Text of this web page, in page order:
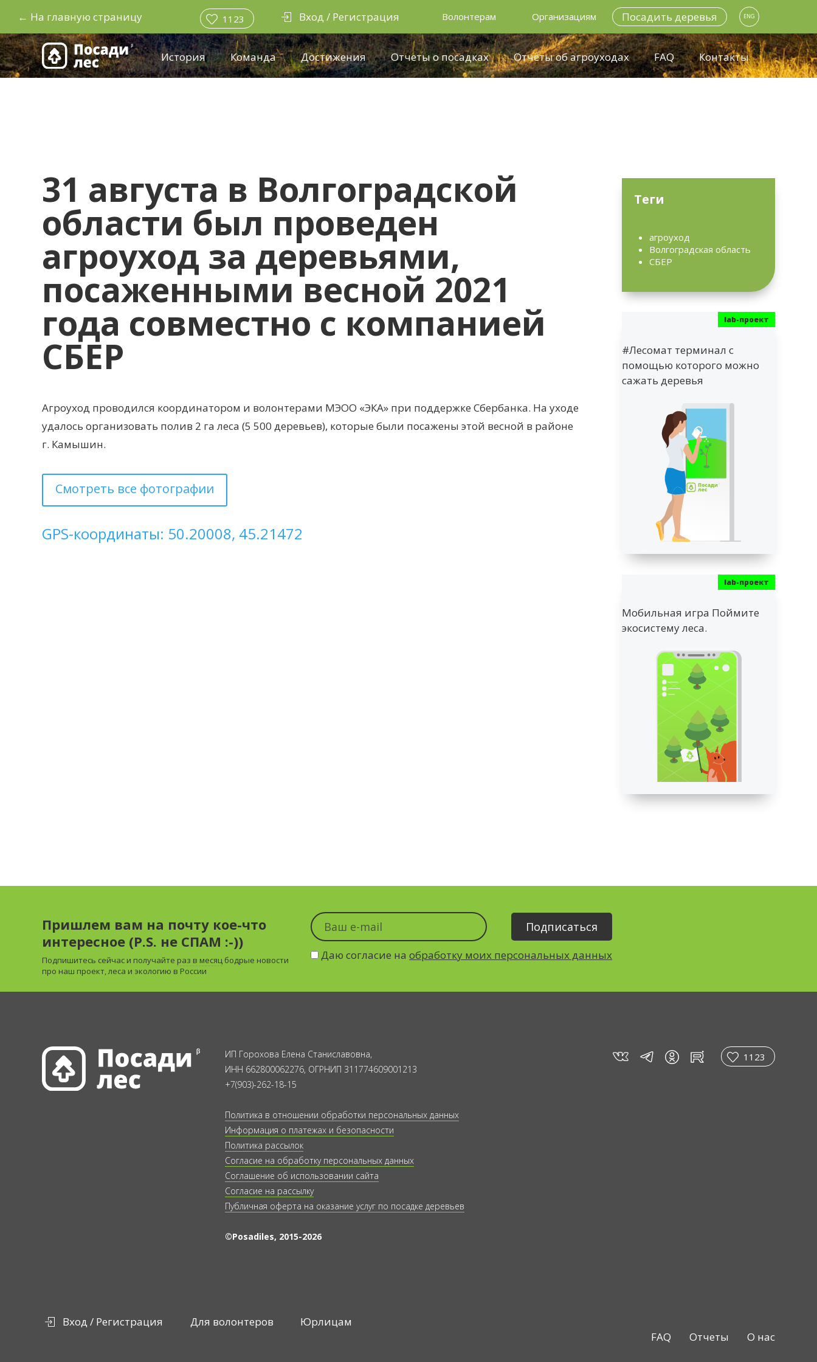
← На главную страницу 1123 Вход / Регистрация Волонтерам Организациям Посадить деревья ENG
История Команда Достижения Отчеты о посадках Отчёты об агроуходах FAQ Контакты
31 августа в Волгоградской
области был проведен
агроуход за деревьями,
посаженными весной 2021
года совместно с компанией
СБЕР
Агроуход проводился координатором и волонтерами МЭОО «ЭКА» при поддержке Сбербанка. На уходе
удалось организовать полив 2 га леса (5 500 деревьев), которые были посажены этой весной в районе
г. Камышин.
Смотреть все фотографии
GPS-координаты: 50.20008, 45.21472
Теги
агроуход
Волгоградская область
СБЕР
#Лесомат терминал с
помощью которого можно
сажать деревья
Мобильная игра Поймите
экосистему леса.
Пришлем вам на почту кое-что
интересное (P.S. не СПАМ :-))
Подпишитесь сейчас и получайте раз в месяц бодрые новости
про наш проект, леса и экологию в России
Даю согласие наобработку моих персональных данных
ИП Горохова Елена Станиславовна,
ИНН 662800062276, ОГРНИП 311774609001213
+7(903)-262-18-15
Политика в отношении обработки персональных данных
Информация о платежах и безопасности
Политика рассылок
Согласие на обработку персональных данных
Соглашение об использовании сайта
Согласие на рассылку
Публичная оферта на оказание услуг по посадке деревьев
©Posadiles, 2015-2026
vk tg in rt 1123
Вход / Регистрация Для волонтеров
Юрлицам
О нас
Отчеты
FAQ